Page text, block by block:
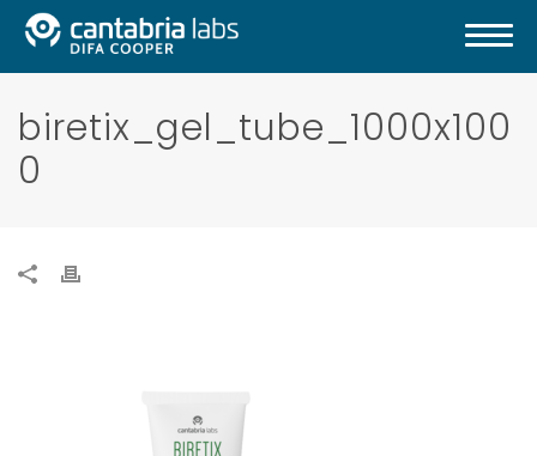
biretix_gel_tube_1000x100
0